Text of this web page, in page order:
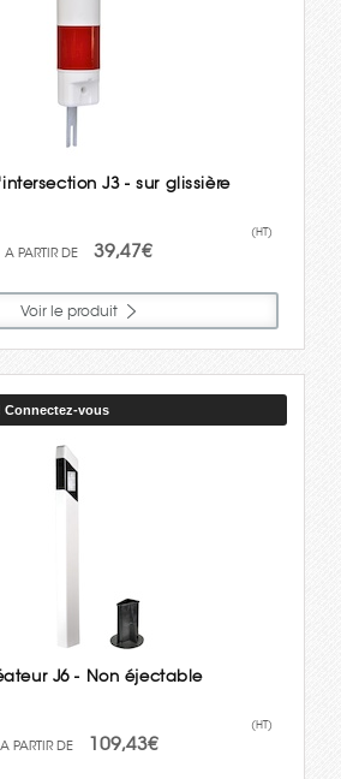
J3 - sur glissière
39,47€
(HT)
Voir le produit
Connectez-vous
J6 - Non éjectable
109,43€
(HT)